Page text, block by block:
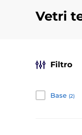
Vetri
Filtro
Base (2)